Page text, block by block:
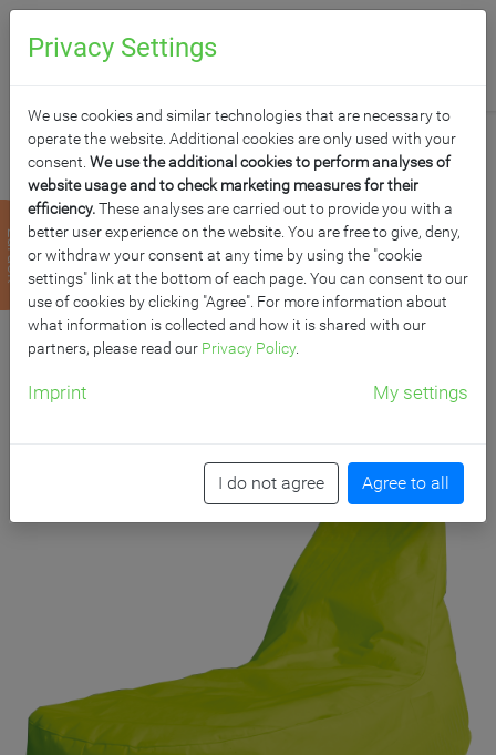
zurück CHILLOUT-BAG-
LOUNGE
B/H/T: 145x78x82 cm, Inhalt: 400 l
Privacy Settings
We use cookies and similar technologies that are necessary to
operate the website. Additional cookies are only used with your
consent. We use the additional cookies to perform analyses of
website usage and to check marketing measures for their
efficiency.These analyses are carried out to provide you with a
better user experience on the website. You are free to give, deny,
or withdraw your consent at any time by using the "cookie
settings" link at the bottom of each page. You can consent to our
use of cookies by clicking "Agree". For more information about
what information is collected and how it is shared with our
partners, please read our Privacy Policy.
Imprint My settings
I do not agree Agree to all